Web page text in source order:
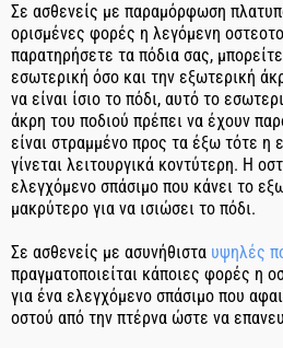
Σε ασθενείς με παραμόρφωση
ορισμένες φορές η λεγόμενη
παρατηρήσετε τα πόδια σας,
εσωτερική όσο και την εξωτερική
να είναι ίσιο το πόδι, αυτό το
άκρη του ποδιού πρέπει να έχουν
είναι στραμμένο προς τα έξω τότε η
γίνεται λειτουργικά κοντύτερη. Η
ελεγχόμενο σπάσιμο που κάνει το
μακρύτερο για να ισιώσει το πόδι.
Σε ασθενείς με ασυνήθιστα υψηλές
πραγματοποιείται κάποιες φορές η
για ένα ελεγχόμενο σπάσιμο που
οστού από την πτέρνα ώστε να